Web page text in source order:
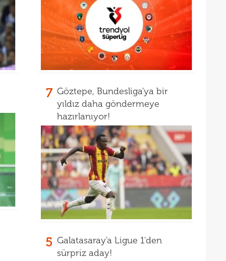
7 Göztepe, Bundesliga'ya bir
yıldız daha göndermeye
hazırlanıyor!
5 Galatasaray'a Ligue 1'den
sürpriz aday!